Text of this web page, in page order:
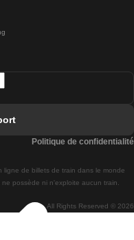
Madrid
à Braga
All Rights Reserved © 2026
ligne de billets de train dans le monde
possède ni n'exploite aucun train.
Politique de confidentialité